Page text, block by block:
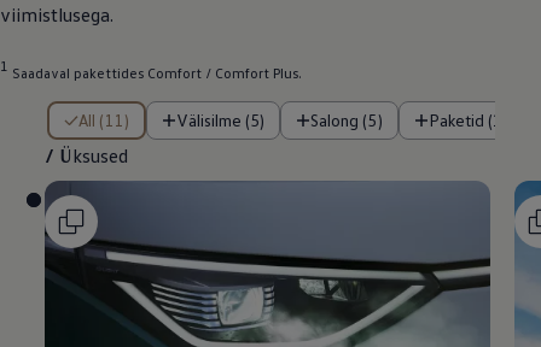
viimistlusega.
1 Saadaval pakettides Comfort / Comfort Plus.
All (11) Välisilme (5) Salong (5) Paketid (1)
/ Üksused
/ Üksused